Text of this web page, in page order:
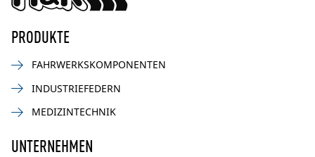
PRODUKTE
FAHRWERKSKOMPONENTEN
INDUSTRIEFEDERN
MEDIZINTECHNIK
UNTERNEHMEN